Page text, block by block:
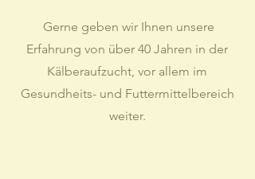
Gerne geben wir Ihnen unsere
Erfahrung von über 40 Jahren in der
Kälberaufzucht, vor allem im
Gesundheits- und Futtermittelbereich
weiter.